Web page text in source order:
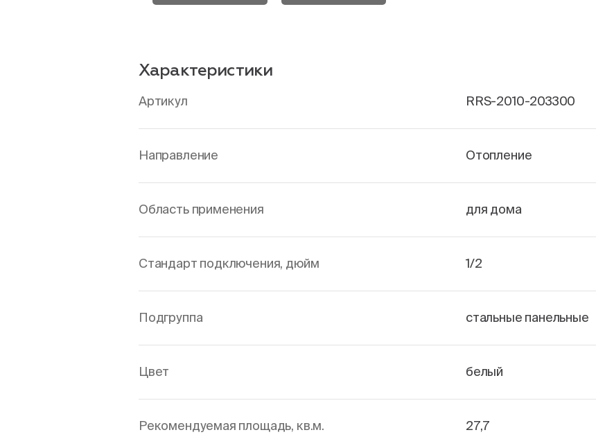
Характеристики
Артикул RRS-2010-203300
Направление Отопление
Область применения для дома
Стандарт подключения, дюйм 1/2
Подгруппа стальные панельные
Цвет белый
Рекомендуемая площадь, кв.м. 27,7